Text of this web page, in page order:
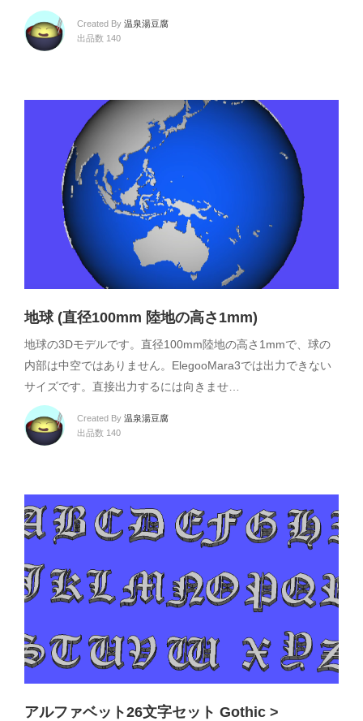
Created By 温泉湯豆腐
出品数 140
地球 (直径100mm 陸地の高さ1mm)
地球の3Dモデルです。直径100mm陸地の高さ1mmで、球の
内部は中空ではありません。ElegooMara3では出力できない
サイズです。直接出力するには向きませ…
Created By 温泉湯豆腐
出品数 140
アルファベット26文字セット Gothic >